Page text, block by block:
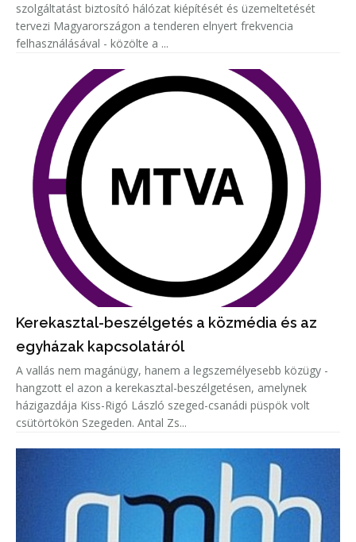
szolgáltatást biztosító hálózat kiépítését és üzemeltetését
tervezi Magyarországon a tenderen elnyert frekvencia
felhasználásával - közölte a ...
Kerekasztal-beszélgetés a közmédia és az
egyházak kapcsolatáról
A vallás nem magánügy, hanem a legszemélyesebb közügy -
hangzott el azon a kerekasztal-beszélgetésen, amelynek
házigazdája Kiss-Rigó László szeged-csanádi püspök volt
csütörtökön Szegeden. Antal Zs...